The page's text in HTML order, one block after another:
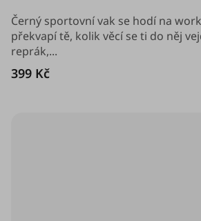
z
5
hvězdiček.
399 Kč
Černý sportovní vak se hodí na
překvapí tě, kolik věcí se ti do něj
reprák,...